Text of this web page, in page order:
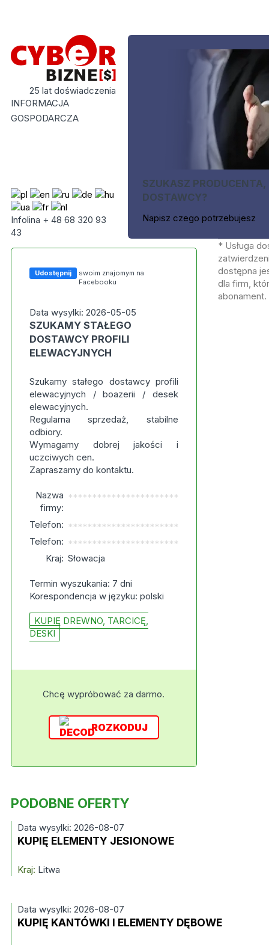
25 lat doświadczenia
INFORMACJA
GOSPODARCZA
Infolina + 48 68 320 93
43
SZUKASZ PRODUCENTA,
DOSTAWCY?
Napisz czego potrzebujesz
Udostępnij
swoim znajomym na
Facebooku
Data wysylki: 2026-05-05
SZUKAMY STAŁEGO
DOSTAWCY PROFILI
ELEWACYJNYCH
Szukamy stałego dostawcy profili
elewacyjnych / boazerii / desek
elewacyjnych.
Regularna sprzedaż, stabilne
odbiory.
Wymagamy dobrej jakości i
uczciwych cen.
Zapraszamy do kontaktu.
Nazwa
firmy:
***********************
Telefon: ***********************
Telefon: ***********************
Kraj: Słowacja
Termin wyszukania: 7 dni
Korespondencja w języku: polski
KUPIĘ DREWNO, TARCICĘ,
DESKI
Chcę wypróbować za darmo.
ROZKODUJ
* Usługa
dostępna
dla firm,
abonament.
PODOBNE OFERTY
Data wysylki: 2026-08-07
KUPIĘ ELEMENTY JESIONOWE
Kraj: Litwa
Data wysylki: 2026-08-07
KUPIĘ KANTÓWKI I ELEMENTY DĘBOWE